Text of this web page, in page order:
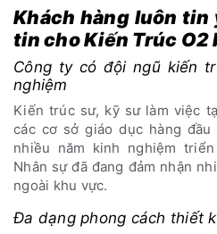
Khách hàng luôn
tin cho Kiến Trúc O2
Công ty có đội ngũ kiến
nghiệm
Kiến trúc sư, kỹ sư làm việc
các cơ sở giáo dục hàng
nhiều năm kinh nghiệm
Nhân sự đã đang đảm nhận
ngoài khu vực.
Đa dạng phong cách thiết